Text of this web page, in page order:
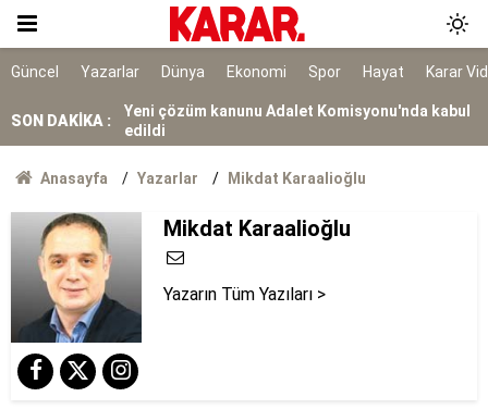
Güncel Yazarlar Dünya Ekonomi Spor Hayat Karar
SON DAKİKA :
Balık tutarken denize düşüp öldü
edildi
kişiye tutuklama
Bir yanda sağanak, diğer yanda kavurucu
Akın Gürlek: İnternet haberciliği tek çatı altında
Devrim Özkan'ın acı günü
Anasayfa Yazarlar Mikdat Karaalioğlu
Mikdat Karaalioğlu
Yazarın Tüm Yazıları >